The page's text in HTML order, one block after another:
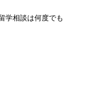
学相談は何度でも